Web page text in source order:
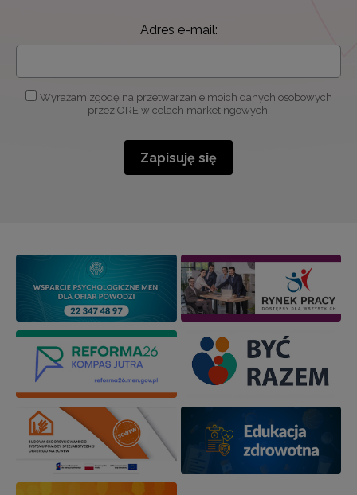
Adres e-mail:
Wyrażam zgodę na przetwarzanie moich danych osobowych
przez ORE w celach marketingowych.
Zapisuję się